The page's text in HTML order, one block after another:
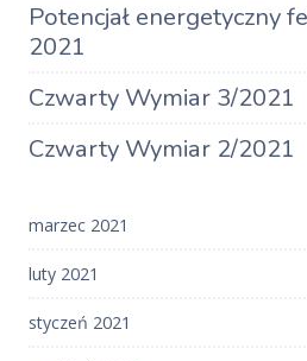
Potencjał energetyczny
2021
Czwarty Wymiar 3/2021
Czwarty Wymiar 2/2021
marzec 2021
luty 2021
styczeń 2021